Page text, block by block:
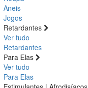
Aneis
Jogos
Retardantes
Ver tudo
Retardantes
Para Elas
Ver tudo
Para Elas